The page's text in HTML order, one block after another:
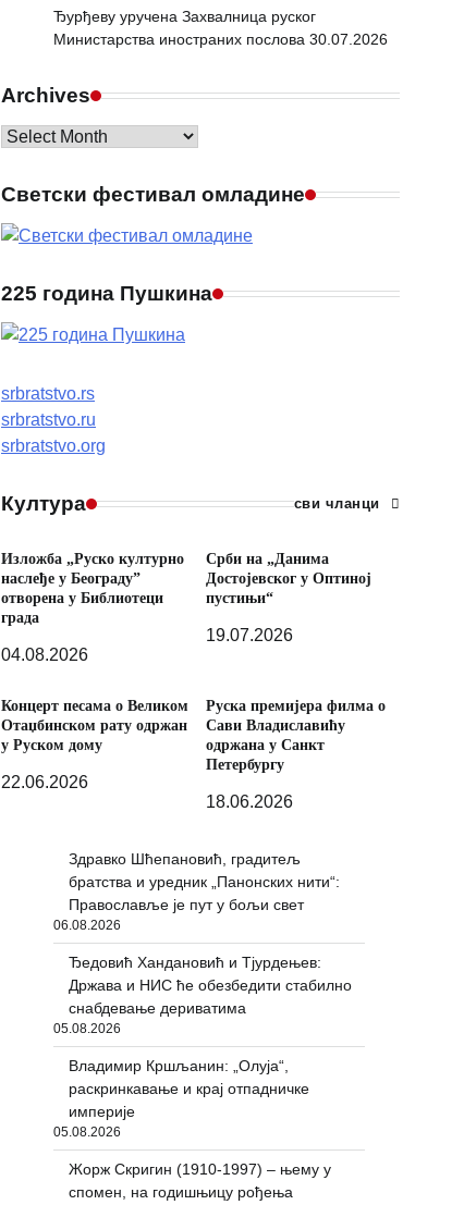
Ђурђеву уручена Захвалница руског
Министарства иностраних послова 30.07.2026
Archives
Archives
Светски фестивал омладине
225 година Пушкина
srbratstvo.rs
srbratstvo.ru
srbratstvo.org
Култура сви чланци
Изложба „Руско културно
наслеђе у Београду”
отворена у Библиотеци
града
04.08.2026
Срби на „Данима
Достојевског у Оптиној
пустињи“
19.07.2026
Концерт песама о Великом
Отаџбинском рату одржан
у Руском дому
22.06.2026
Руска премијера филма о
Сави Владиславићу
одржана у Санкт
Петербургу
18.06.2026
Здравко Шћепановић, градитељ
братства и уредник „Панонских нити“:
Православље је пут у бољи свет
06.08.2026
Ђедовић Хандановић и Тјурдењев:
Држава и НИС ће обезбедити стабилно
снабдевање дериватима
05.08.2026
Владимир Кршљанин: „Олуја“,
раскринкавање и крај отпадничке
империје
05.08.2026
Жорж Скригин (1910-1997) – њему у
спомен, на годишњицу рођења